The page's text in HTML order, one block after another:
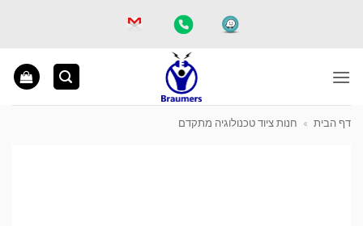
דף הבית » חנות ציוד טכנולוגיה מתקדם